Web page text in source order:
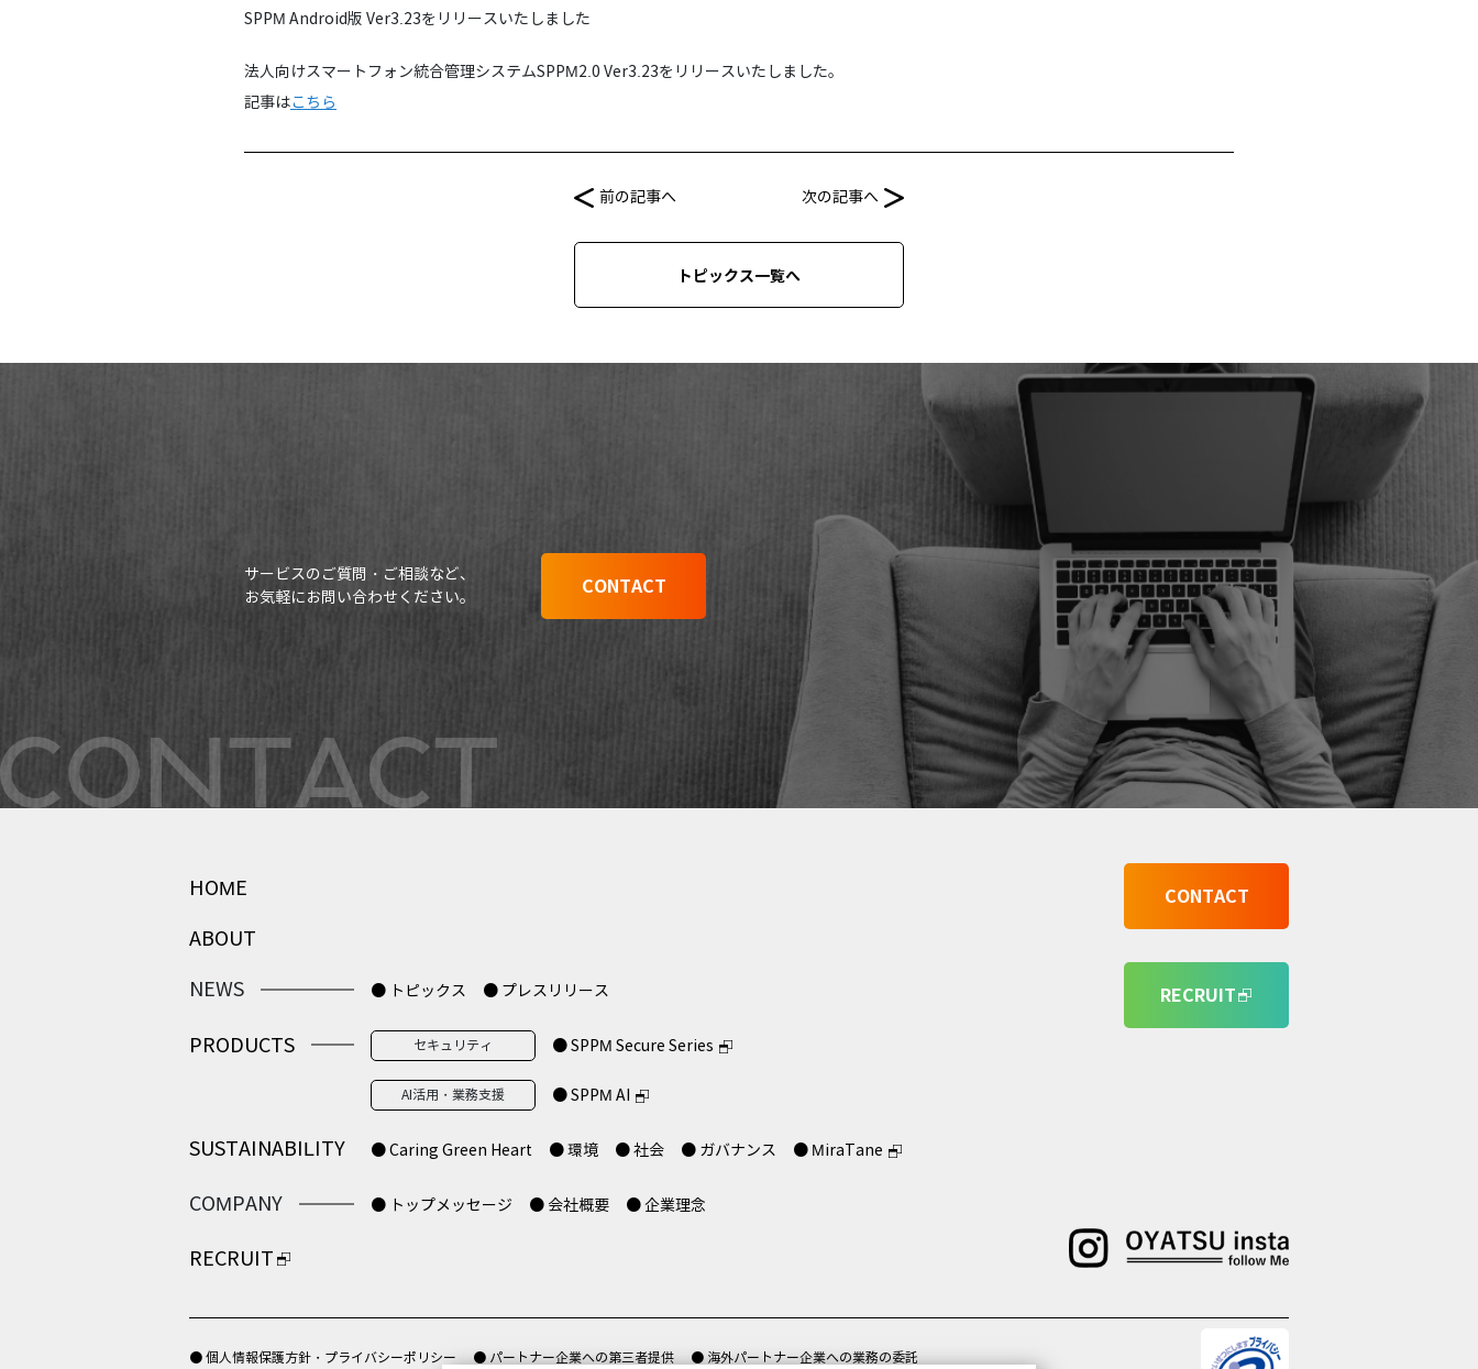
SPPM Android版 Ver3.23をリリースいたしました
法人向けスマートフォン統合管理システムSPPM2.0 Ver3.23をリリースいたしました。
記事はこちら
前の記事へ 次の記事へ
トピックス一覧へ
サービスのご質問・ご相談など、
お気軽にお問い合わせください。
CONTACT
HOME
ABOUT
NEWS ● トピックス ● プレスリリース
PRODUCTS セキュリティ ● SPPM Secure Series
AI活用・業務支援 ● SPPM AI
SUSTAINABILITY ● Caring Green Heart ● 環境 ● 社会 ● ガバナンス ● MiraTane
COMPANY ● トップメッセージ ● 会社概要 ● 企業理念
RECRUIT
CONTACT
RECRUIT
● 個人情報保護方針・プライバシーポリシー ● パートナー企業への第三者提供 ● 海外パートナー企業への業務の委託